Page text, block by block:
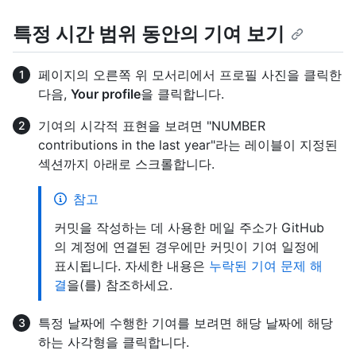
특정 시간 범위 동안의 기여 보기
페이지의 오른쪽 위 모서리에서 프로필 사진을 클릭한
다음, Your profile을 클릭합니다.
기여의 시각적 표현을 보려면 "NUMBER
contributions in the last year"라는 레이블이 지정된
섹션까지 아래로 스크롤합니다.
참고
커밋을 작성하는 데 사용한 메일 주소가 GitHub
의 계정에 연결된 경우에만 커밋이 기여 일정에
표시됩니다. 자세한 내용은 누락된 기여 문제 해
결을(를) 참조하세요.
특정 날짜에 수행한 기여를 보려면 해당 날짜에 해당
하는 사각형을 클릭합니다.